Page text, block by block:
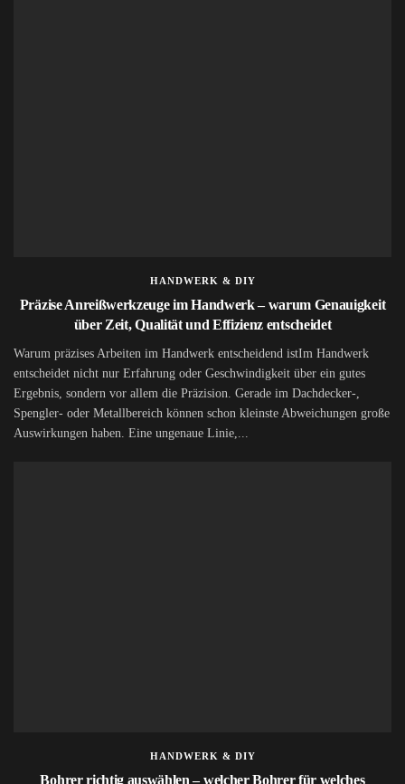
HANDWERK & DIY
Präzise Anreißwerkzeuge im Handwerk – warum Genauigkeit
über Zeit, Qualität und Effizienz entscheidet
Warum präzises Arbeiten im Handwerk entscheidend istIm Handwerk
entscheidet nicht nur Erfahrung oder Geschwindigkeit über ein gutes
Ergebnis, sondern vor allem die Präzision. Gerade im Dachdecker-,
Spengler- oder Metallbereich können schon kleinste Abweichungen große
Auswirkungen haben. Eine ungenaue Linie,...
HANDWERK & DIY
Bohrer richtig auswählen – welcher Bohrer für welches